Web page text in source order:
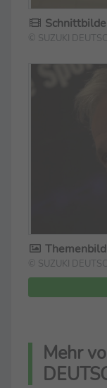
© SUZUKI
© SUZUKI
Mehr